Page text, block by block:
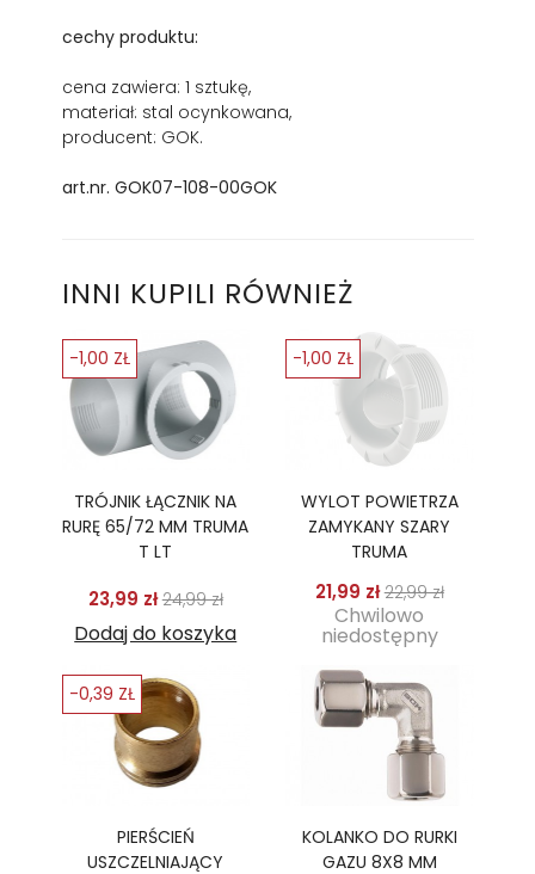
cechy produktu:
cena zawiera: 1 sztukę,
materiał: stal ocynkowana,
producent: GOK.
art.nr. GOK07-108-00GOK
INNI KUPILI RÓWNIEŻ
TRÓJNIK ŁĄCZNIK NA
RURĘ 65/72 MM TRUMA
T LT
23,99 złCena podstawowa
24,99 złCena
Dodaj do koszyka
-1,00 ZŁ
WYLOT POWIETRZA
ZAMYKANY SZARY
TRUMA
21,99 złCena
22,99 złCena
Chwilowo
niedostępny
-1,00 ZŁ
PIERŚCIEŃ
USZCZELNIAJĄCY
-0,39 ZŁ
KOLANKO DO RURKI
GAZU 8X8 MM